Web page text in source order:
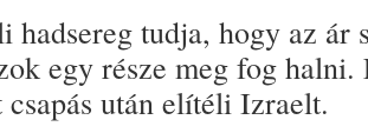
hadsereg tudja, hogy az ár
egy része meg fog
után elítéli Izraelt.